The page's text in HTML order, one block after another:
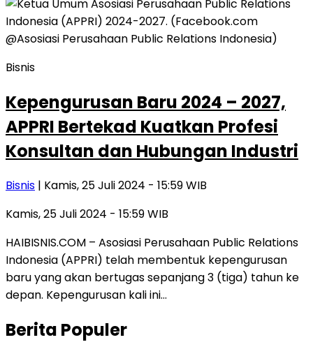
Bisnis
Kepengurusan Baru 2024 – 2027,
APPRI Bertekad Kuatkan Profesi
Konsultan dan Hubungan Industri
Bisnis | Kamis, 25 Juli 2024 - 15:59 WIB
Kamis, 25 Juli 2024 - 15:59 WIB
HAIBISNIS.COM – Asosiasi Perusahaan Public Relations
Indonesia (APPRI) telah membentuk kepengurusan
baru yang akan bertugas sepanjang 3 (tiga) tahun ke
depan. Kepengurusan kali ini…
Berita Populer